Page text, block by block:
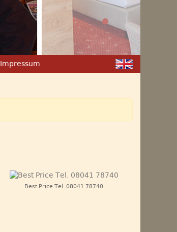
Impressum
Best Price Tel. 08041 78740